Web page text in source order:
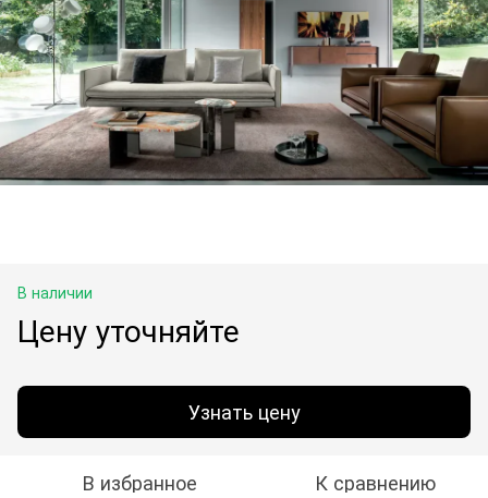
В наличии
Цену уточняйте
Узнать цену
В избранное К сравнению